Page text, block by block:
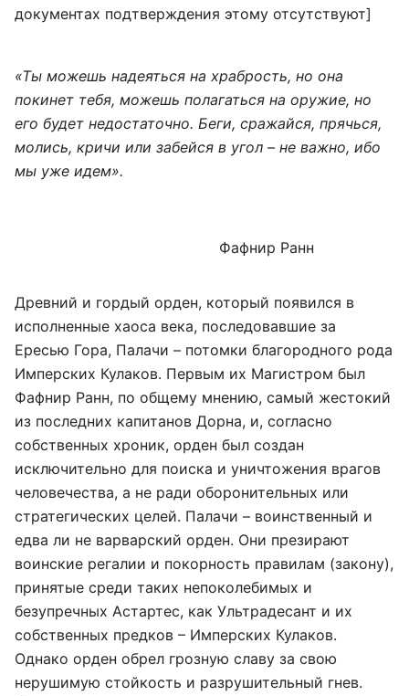
документах подтверждения этому отсутствуют]
«Ты можешь надеяться на храбрость, но она
покинет тебя, можешь полагаться на оружие, но
его будет недостаточно. Беги, сражайся, прячься,
молись, кричи или забейся в угол – не важно, ибо
мы уже идем».
Фафнир Ранн
Древний и гордый орден, который появился в
исполненные хаоса века, последовавшие за
Ересью Гора, Палачи – потомки благородного рода
Имперских Кулаков. Первым их Магистром был
Фафнир Ранн, по общему мнению, самый жестокий
из последних капитанов Дорна, и, согласно
собственных хроник, орден был создан
исключительно для поиска и уничтожения врагов
человечества, а не ради оборонительных или
стратегических целей. Палачи – воинственный и
едва ли не варварский орден. Они презирают
воинские регалии и покорность правилам (закону),
принятые среди таких непоколебимых и
безупречных Астартес, как Ультрадесант и их
собственных предков – Имперских Кулаков.
Однако орден обрел грозную славу за свою
нерушимую стойкость и разрушительный гнев.